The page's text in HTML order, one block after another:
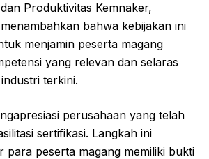
Produktivitas Kemnaker,
bahwa kebijakan ini
menjamin peserta magang
yang relevan dan selaras
terkini.
perusahaan yang telah
sertifikasi. Langkah ini
para peserta magang memiliki bukti